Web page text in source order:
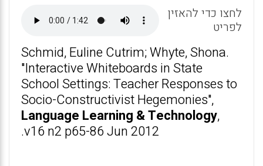
p
o
k
לחצו כדי להאזין
לפריט
Schmid, Euline Cutrim; Whyte, Shona.
"Interactive Whiteboards in State
School Settings: Teacher Responses to
Socio-Constructivist Hegemonies",
Language Learning & Technology,
v16 n2 p65-86 Jun 2012.